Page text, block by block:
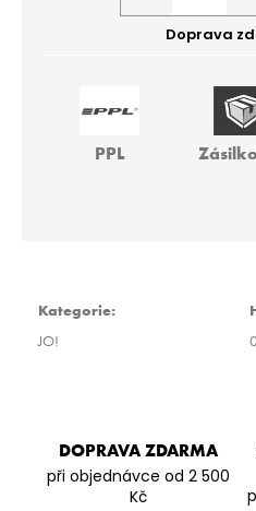
PPL
Kategorie:
JO!
DOPRAVA ZDARMA
při objednávce od 2 500
Kč
499